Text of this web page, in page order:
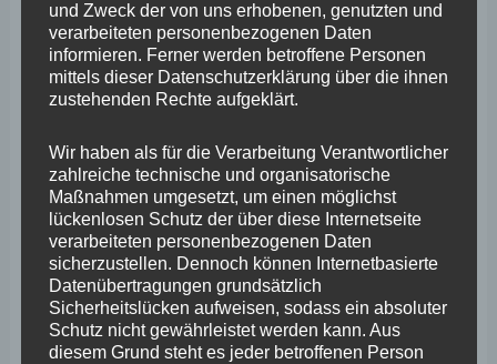
sein, Rheinland-Pfalz als attraktiven Wirtschafts- und
Lebensraum zu stärken und zu vermarkten.
Die aktuelle IHK-Konjunkturumfrage, etwa für die Kreise
Altenkirchen, Neuwied und dem Westerwald, zeigen die
schwierige Lage der Wirtschaft im nördlichen Rheinland-
Pfalz deutlich. Damit die Wirtschaft dort wieder Fahrt
aufnehmen kann, müssen bürokratische Hemmnisse
weiter abgebaut werden. Denn für die von der Industrie
geprägten Regionen darf die Zuwanderung von den
dringend benötigten Fach- und Arbeitskräften aus dem
und Zweck der von uns erhobenen, genutzten und
verarbeiteten personenbezogenen Daten
informieren. Ferner werden betroffene Personen
mittels dieser Datenschutzerklärung über die ihnen
zustehenden Rechte aufgeklärt.
Wir haben als für die Verarbeitung Verantwortlicher
zahlreiche technische und organisatorische
Maßnahmen umgesetzt, um einen möglichst
lückenlosen Schutz der über diese Internetseite
verarbeiteten personenbezogenen Daten
sicherzustellen. Dennoch können Internetbasierte
Datenübertragungen grundsätzlich
Sicherheitslücken aufweisen, sodass ein absoluter
Schutz nicht gewährleistet werden kann. Aus
diesem Grund steht es jeder betroffenen Person